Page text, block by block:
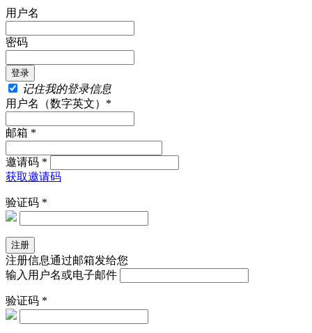
用户名
密码
记住我的登录信息
用户名（数字英文）*
邮箱 *
邀请码 *
获取邀请码
验证码 *
注册信息通过邮箱发给您
输入用户名或电子邮件
验证码 *